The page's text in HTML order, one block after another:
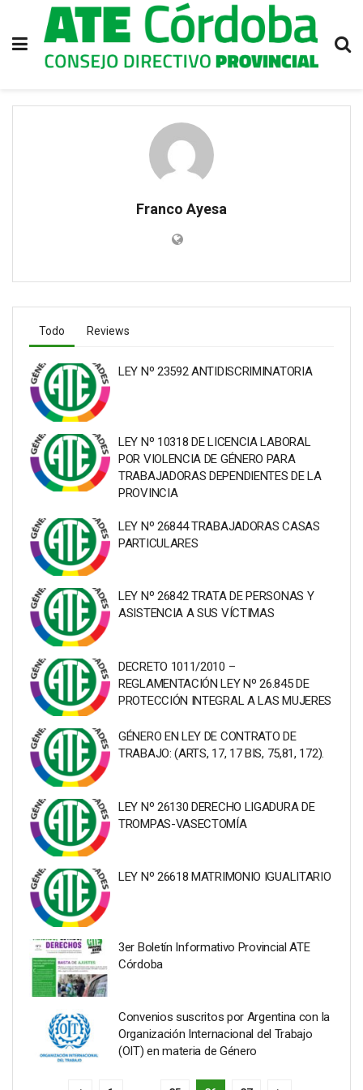
Franco Ayesa
Todo Reviews
LEY Nº 23592 ANTIDISCRIMINATORIA
LEY Nº 10318 DE LICENCIA LABORAL
POR VIOLENCIA DE GÉNERO PARA
TRABAJADORAS DEPENDIENTES DE LA
PROVINCIA
LEY Nº 26844 TRABAJADORAS CASAS
PARTICULARES
LEY Nº 26842 TRATA DE PERSONAS Y
ASISTENCIA A SUS VÍCTIMAS
DECRETO 1011/2010 –
REGLAMENTACIÓN LEY Nº 26.845 DE
PROTECCIÓN INTEGRAL A LAS MUJERES
GÉNERO EN LEY DE CONTRATO DE
TRABAJO: (ARTS, 17, 17 BIS, 75,81, 172).
LEY Nº 26130 DERECHO LIGADURA DE
TROMPAS-VASECTOMÍA
LEY Nº 26618 MATRIMONIO IGUALITARIO
3er Boletín Informativo Provincial ATE
Córdoba
Convenios suscritos por Argentina con la
Organización Internacional del Trabajo
(OIT) en materia de Género